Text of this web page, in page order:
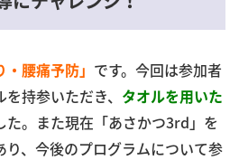
・腰痛予防」 です。今回は参加者
持参いただき、
タオルを用いた
た。また現在「あさかつ3rd」を
、今後のプログラムについて参